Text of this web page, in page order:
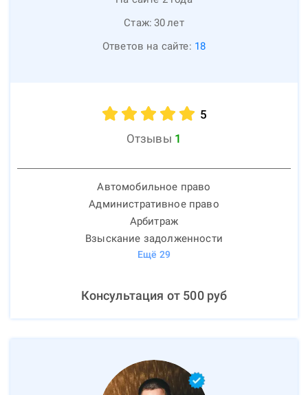
Стаж: 30лет
Ответов на сайте: 18
5
Отзывы 1
Автомобильное право
Административное право
Арбитраж
Взыскание задолженности
Ещё 29
Консультация от 500руб